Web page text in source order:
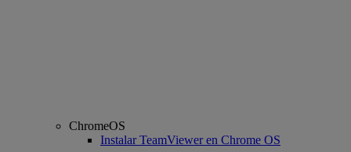
ChromeOS
Instalar TeamViewer en Chrome OS